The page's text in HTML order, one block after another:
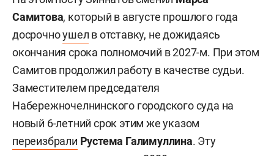
Самитова, который в августе прошлого года
досрочноушел в отставку, не дожидаясь
окончания срока полномочий в 2027-м. При этом
Самитов продолжил работу в качестве судьи.
Заместителем председателя
Набережночелнинского городского суда на
новый 6-летний срок этим же указом
переизбрали Рустема Галимуллина. Эту